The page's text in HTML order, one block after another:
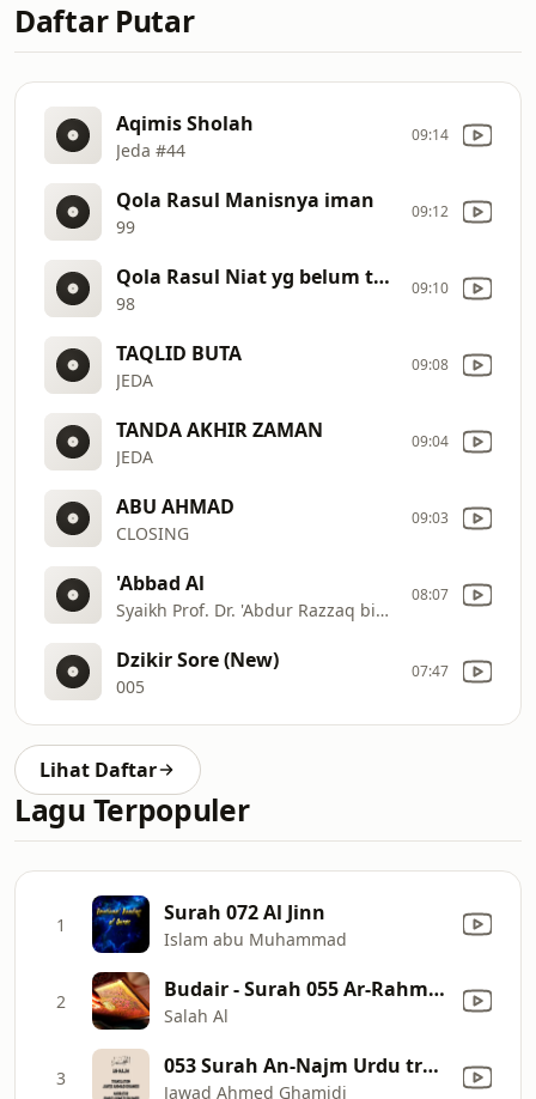
Daftar Putar
Aqimis Sholah
Jeda #44
09:14
Qola Rasul Manisnya iman
99
09:12
Qola Rasul Niat yg belum terlaksana
98
09:10
TAQLID BUTA
JEDA
09:08
TANDA AKHIR ZAMAN
JEDA
09:04
ABU AHMAD
CLOSING
09:03
'Abbad Al
Syaikh Prof. Dr. 'Abdur Razzaq bin 'Abdil Muhsin Al
08:07
Dzikir Sore (New)
005
07:47
Lihat Daftar
Lagu Terpopuler
1 Surah 072 Al Jinn
Islam abu Muhammad
2 Budair - Surah 055 Ar-Rahman
Salah Al
3 053 Surah An-Najm Urdu translation by Javed Ahmad Ghamidi
Jawad Ahmed Ghamidi